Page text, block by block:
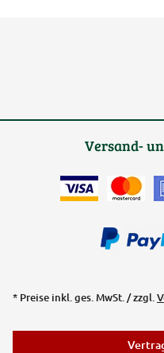
Versand-
* Preise inkl. ges. MwSt. / zzgl.